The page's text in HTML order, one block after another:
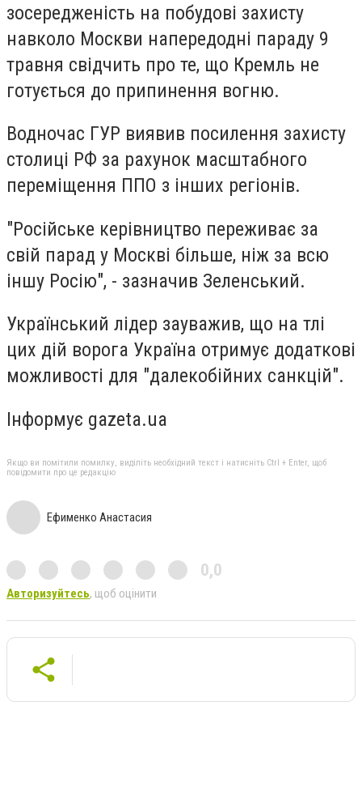
зосередженість на побудові захисту
навколо Москви напередодні параду 9
травня свідчить про те, що Кремль не
готується до припинення вогню.
Водночас ГУР виявив посилення захисту
столиці РФ за рахунок масштабного
переміщення ППО з інших регіонів.
"Російське керівництво переживає за
свій парад у Москві більше, ніж за всю
іншу Росію", - зазначив Зеленський.
Український лідер зауважив, що на тлі
цих дій ворога Україна отримує додаткові
можливості для "далекобійних санкцій".
Інформує gazeta.ua
Якщо ви помітили помилку, виділіть необхідний текст і натисніть Ctrl + Enter, щоб
повідомити про це редакцію
Ефименко Анастасия
0,0
Авторизуйтесь, щоб оцінити